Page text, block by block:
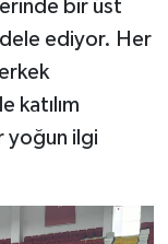
bir üst
ediyor. Her
katılım
yoğun ilgi